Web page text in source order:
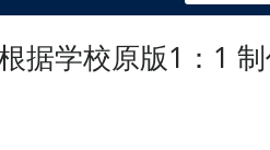
据学校原版1：1